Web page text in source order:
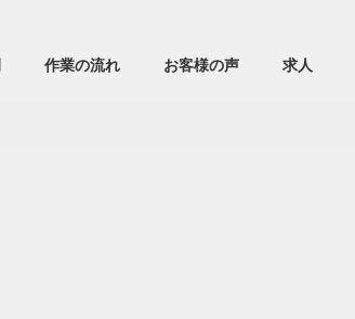
作業の流れ お客様の声 求人